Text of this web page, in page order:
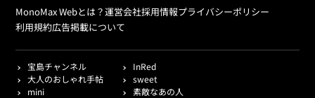
MonoMax Webとは？運営会社採用情報プライバシーポリシー
利用規約広告掲載について
宝島チャンネル
InRed
大人のおしゃれ手帖
sweet
mini
素敵なあの人